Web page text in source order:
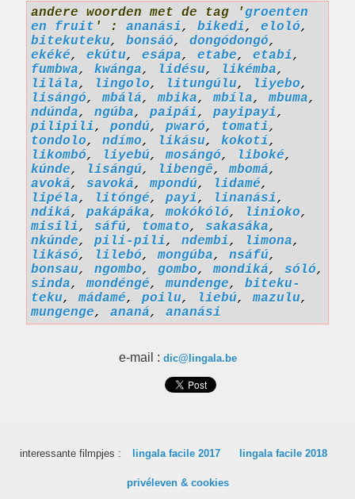
andere woorden met de tag 'groenten
en fruit ' : ananási, bikedi, eloló,
bitekuteku, bonsáó, dongódongó,
ekéké, ekútu, esápa, etabe, etabi,
fumbwa, kwánga, lidésu, likémba,
lilála, lingolo, litungúlu, liyebo,
lisángó,mbálá,mbika,mbíla,mbuma,
ndúnda, ngúba, paipái, payipayi,
pilipili, pondú, pwaró, tomati,
tondolo, ndímo, likásu, kokotí,
likombó, liyebú,mosángó, liboké,
kúnde, lisángú, libengê,mbomá,
avoká, savoká,mpondú, lidamé,
lipéla, litóngé, payi, linanási,
ndiká, pakápáka,mokókóló, linioko,
misili, sáfú, tomato, sakasáka,
nkúnde, pili-pili, ndembi, limona,
likásó, lilebó,mongúba, nsáfú,
bonsau, ngombo, gombo,mondiká, sóló,
sinda,mondéngé,mundenge, biteku-
teku,mádamé, poilu, liebú,mazulu,
mungenge, ananá, ananási
e-mail : dic@lingala.be
interessante filmpjes : lingala facile 2017 lingala facile 2018
privéleven & cookies